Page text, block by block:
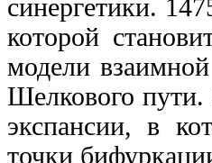
синергетики.
которой
модели
Шелкового пути.
экспансии, в
точки